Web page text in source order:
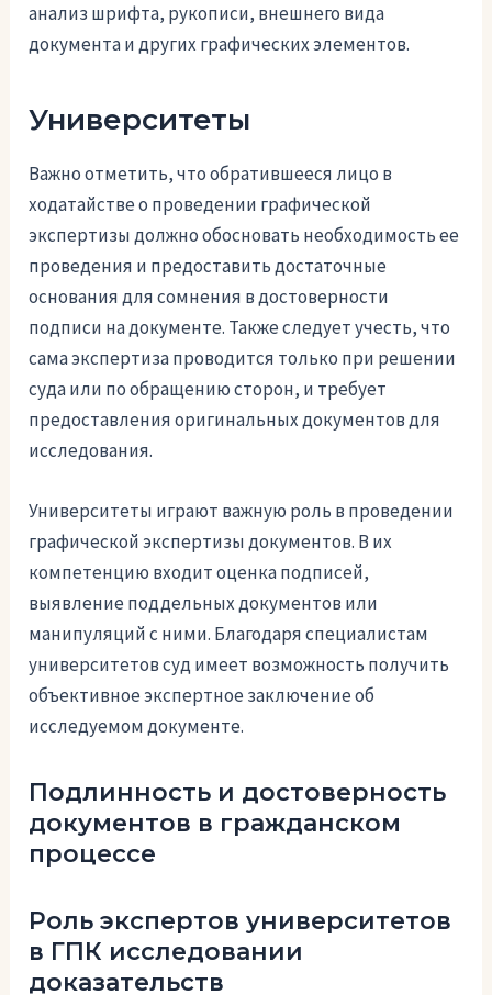
анализ шрифта, рукописи, внешнего вида
документа и других графических элементов.
Университеты
Важно отметить, что обратившееся лицо в
ходатайстве о проведении графической
экспертизы должно обосновать необходимость ее
проведения и предоставить достаточные
основания для сомнения в достоверности
подписи на документе. Также следует учесть, что
сама экспертиза проводится только при решении
суда или по обращению сторон, и требует
предоставления оригинальных документов для
исследования.
Университеты играют важную роль в проведении
графической экспертизы документов. В их
компетенцию входит оценка подписей,
выявление поддельных документов или
манипуляций с ними. Благодаря специалистам
университетов суд имеет возможность получить
объективное экспертное заключение об
исследуемом документе.
Подлинность и достоверность
документов в гражданском
процессе
Роль экспертов университетов
в ГПК исследовании
доказательств